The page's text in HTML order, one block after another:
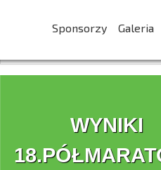
Sponsorzy Galeria
WYNIKI